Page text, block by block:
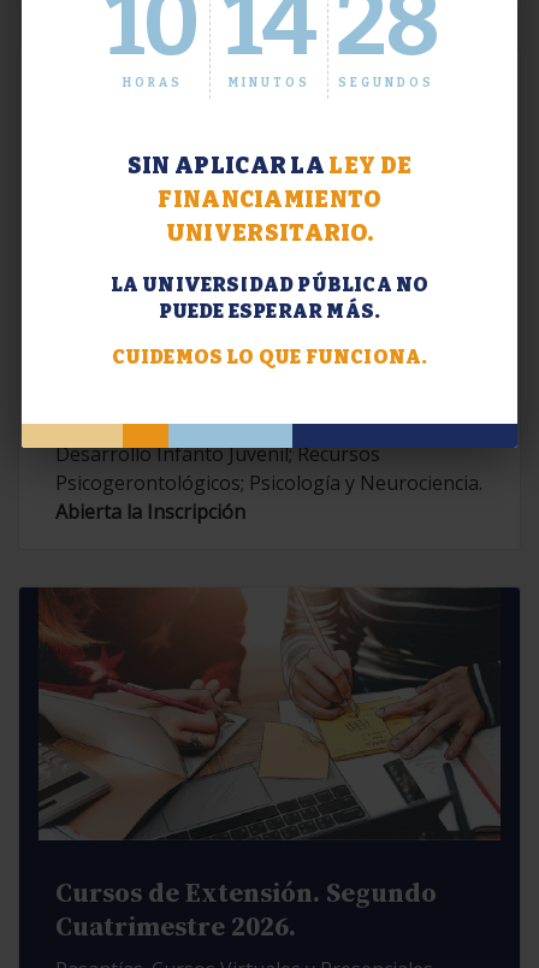
10
HORAS
14
MINUTOS
29
SEGUNDOS
SIN APLICAR LA LEY DE
FINANCIAMIENTO
UNIVERSITARIO.
LA UNIVERSIDAD PÚBLICA NO
PUEDE ESPERAR MÁS.
CUIDEMOS LO QUE FUNCIONA.
Extensión. Diplomaturas 2026.
Contemporáneas; Problemáticas en el
Desarrollo Infanto Juvenil; Recursos
Psicogerontológicos; Psicología y Neurociencia.
Abierta la Inscripción
Cursos de Extensión. Segundo
Cuatrimestre 2026.